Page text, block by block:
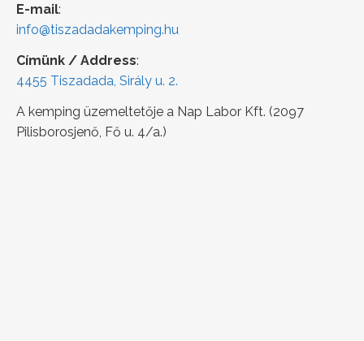
E-mail:
info@tiszadadakemping.hu
Címünk / Address:
4455 Tiszadada, Sirály u. 2.
A kemping üzemeltetője a Nap Labor Kft. (2097
Pilisborosjenő, Fő u. 4/a.)